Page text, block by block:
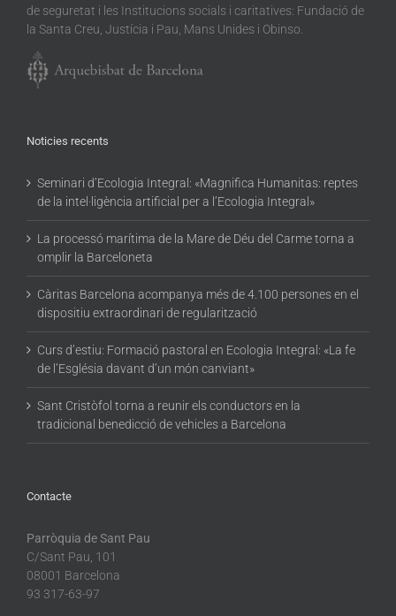
de seguretat i les Institucions socials i caritatives: Fundació de
la Santa Creu, Justícia i Pau, Mans Unides i Obinso.
Noticies recents
Seminari d’Ecologia Integral: «Magnifica Humanitas: reptes
de la intel·ligència artificial per a l’Ecologia Integral»
La processó marítima de la Mare de Déu del Carme torna a
omplir la Barceloneta
Càritas Barcelona acompanya més de 4.100 persones en el
dispositiu extraordinari de regularització
Curs d’estiu: Formació pastoral en Ecologia Integral: «La fe
de l’Església davant d’un món canviant»
Sant Cristòfol torna a reunir els conductors en la
tradicional benedicció de vehicles a Barcelona
Contacte
Parròquia de Sant Pau
C/Sant Pau, 101
08001 Barcelona
93 317-63-97